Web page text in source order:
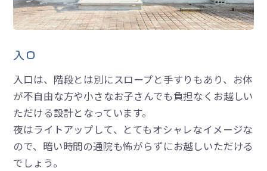
入口
入口は、階段とは別にスロープと手すりもあり、お体
が不自由な方や小さなお子さんでも負担なくお越しい
ただける設計となっています。
夜はライトアップして、とてもオシャレなイメージな
ので、暗い時間の通院も怖がらずにお越しいただける
でしょう。